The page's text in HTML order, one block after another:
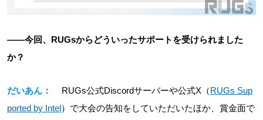
――今回、RUGsからどういったサポートを受けられました
か？
だいあん： RUGs公式Discordサーバーや公式X（RUGs Sup
ported by Intel）で大会の告知をしていただいたほか、賞金面で